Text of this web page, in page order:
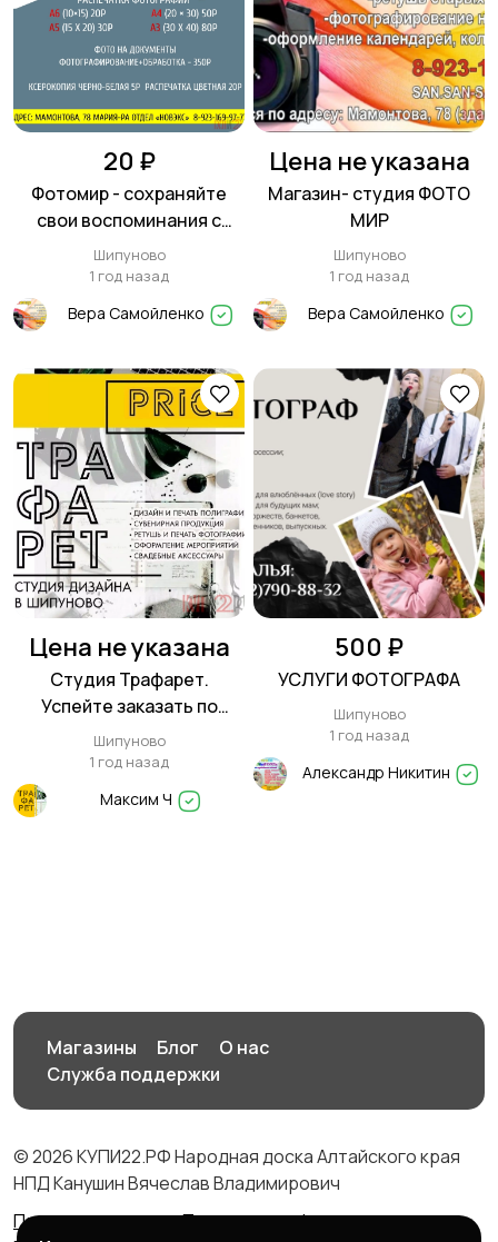
20 ₽
Фотомир - сохраняйте
свои воспоминания с
нами!
Шипуново
1 год назад
Вера Самойленко
Цена не указана
Магазин- студия ФОТО
МИР
Шипуново
1 год назад
Вера Самойленко
Цена не указана
Студия Трафарет.
Успейте заказать по
старым ценам!
Шипуново
1 год назад
Максим Ч
500 ₽
УСЛУГИ ФОТОГРАФА
Шипуново
1 год назад
Александр Никитин
Магазины Блог
О нас
Служба поддержки
© 2026 КУПИ22.РФ Народная доска Алтайского края
НПД Канушин Вячеслав Владимирович
Правила сервиса
Политика конфиденциальности